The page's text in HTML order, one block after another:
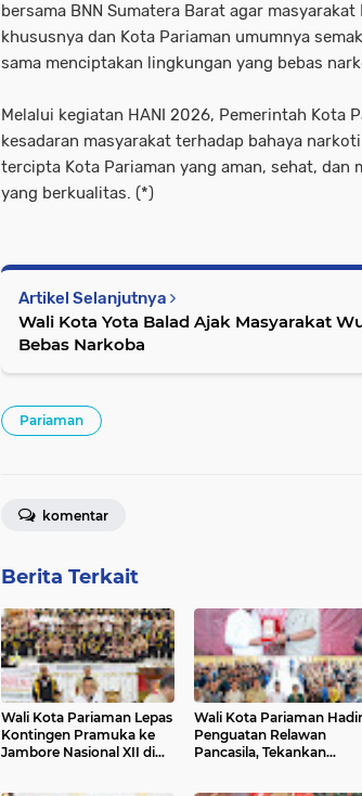
bersama BNN Sumatera Barat agar
khususnya dan Kota Pariaman umumnya
sama menciptakan lingkungan yang bebas
Melalui kegiatan HANI 2026, Pemerintah Kota
kesadaran masyarakat terhadap bahaya
tercipta Kota Pariaman yang aman, sehat, dan
yang berkualitas. (*)
Artikel Selanjutnya
Wali Kota Yota Balad Ajak Masyarakat
Bebas Narkoba
Pariaman
komentar
Berita Terkait
Wali Kota Pariaman Lepas
Kontingen Pramuka ke
Jambore Nasional XII di
Wali Kota Pariaman
Penguatan Relawan
Pancasila, Tekankan